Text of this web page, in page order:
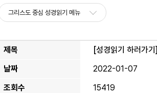
그리스도 중심 성경읽기 메뉴
제목 [성경읽기 하러가기]
날짜
2022-01-07
조회수
15419